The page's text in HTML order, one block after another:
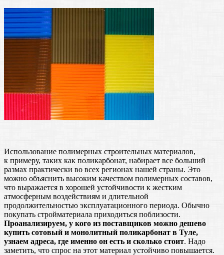
Использование полимерных строительных материалов,
к примеру, таких как поликарбонат, набирает все больший
размах практически во всех регионах нашей страны. Это
можно объяснить высоким качеством полимерных составов,
что выражается в хорошей устойчивости к жестким
атмосферным воздействиям и длительной
продолжительностью эксплуатационного периода. Обычно
покупать стройматериала приходиться поблизости.
Проанализируем, у кого из поставщиков можно дешево
купить сотовый и монолитный поликарбонат в Туле,
узнаем адреса, где именно он есть и сколько стоит. Надо
заметить, что спрос на этот материал устойчиво повышается.